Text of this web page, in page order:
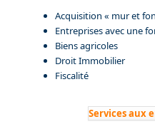
Acquisition « mur et
Entreprises avec une
Biens agricoles
Droit Immobilier
Fiscalité
Services aux